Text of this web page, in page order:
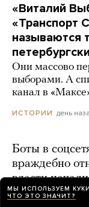
«Виталий
«Транспорт
называются
Они массово
выборами. А
канал в
ИСТОРИИ день
Боты в
враждебно
власти
день назад
МЫ ИСПОЛЬЗУЕМ
ЧТО ЭТО ЗНАЧИТ?